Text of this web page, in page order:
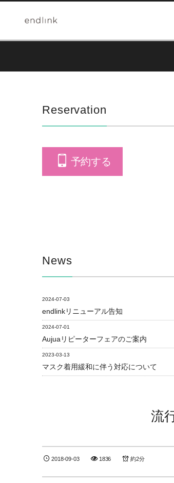
Reservation
予約する
News
2024-07-03
endlinkリニューアル告知
2024-07-01
Aujuaリピーターフェアのご案内
2023-03-13
マスク着用緩和に伴う対応について
流
2018-09-03 1836 約2分